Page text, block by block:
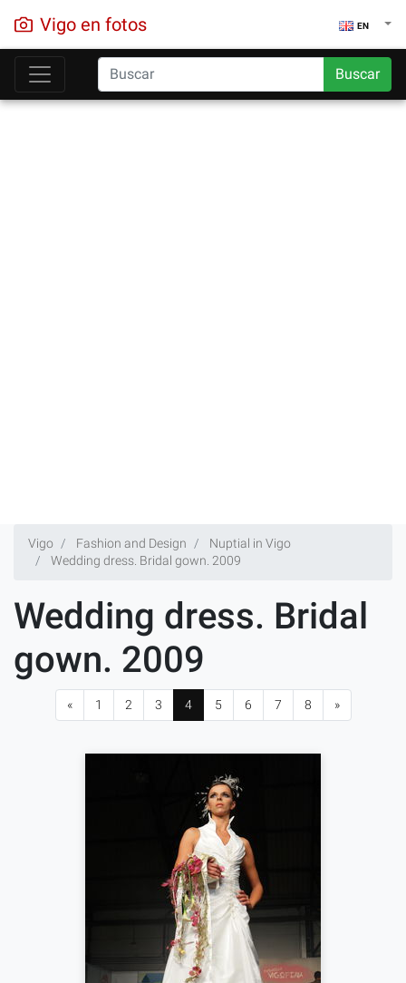
Vigo en fotos EN
Buscar
Vigo Fashion and Design
Nuptial in Vigo
Wedding dress. Bridal gown. 2009
Wedding dress. Bridal
gown. 2009
« 1 2 3 4 5 6 7 8 »